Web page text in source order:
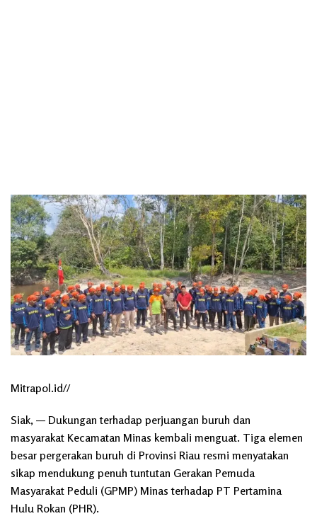
Mitrapol.id//
Siak, — Dukungan terhadap perjuangan buruh dan
masyarakat Kecamatan Minas kembali menguat. Tiga elemen
besar pergerakan buruh di Provinsi Riau resmi menyatakan
sikap mendukung penuh tuntutan Gerakan Pemuda
Masyarakat Peduli (GPMP) Minas terhadap PT Pertamina
Hulu Rokan (PHR).